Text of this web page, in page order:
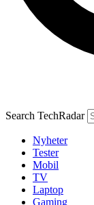
Search TechRadar
Nyheter
Tester
Mobil
TV
Laptop
Gaming